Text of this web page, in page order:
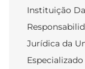
Instituição
Jurídica da